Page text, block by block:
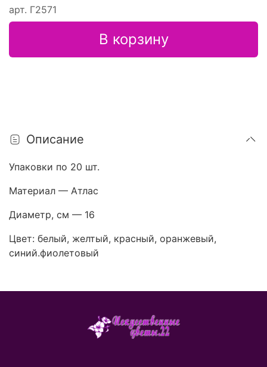
арт. Г2571
В корзину
Описание
Упаковки по 20 шт.
Материал — Атлас
Диаметр, см — 16
Цвет: белый, желтый, красный, оранжевый,
синий.фиолетовый